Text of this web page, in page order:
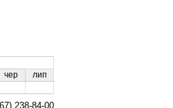
чер лип
238-84-00